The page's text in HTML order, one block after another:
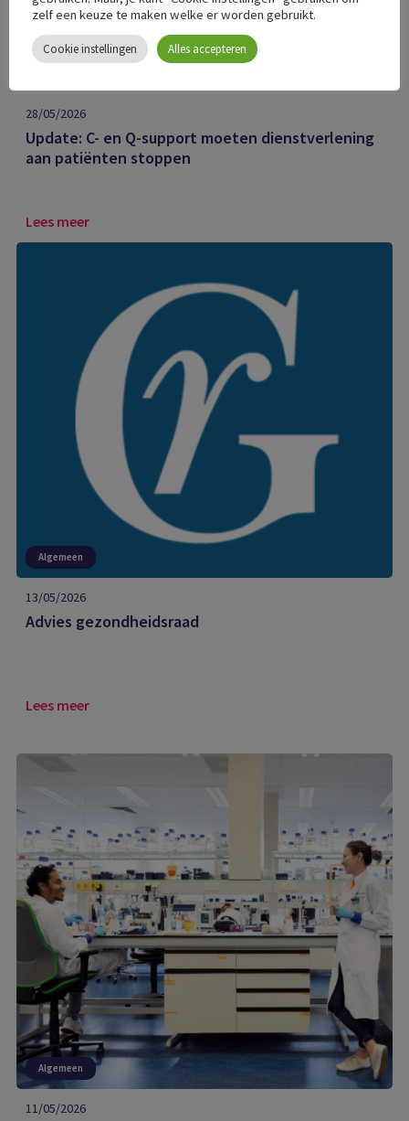
28/05/2026
Update: C- en Q-support moeten dienstverlening
aan patiënten stoppen
Lees meer
Algemeen
13/05/2026
Advies gezondheidsraad
Lees meer
Algemeen
11/05/2026
zelf een keuze te maken welke er worden gebruikt.
Cookie instellingen Alles accepteren